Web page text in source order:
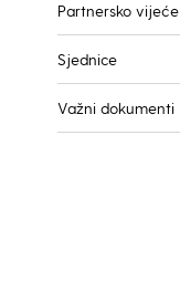
Partnersko vijeće
Sjednice
Važni dokumenti